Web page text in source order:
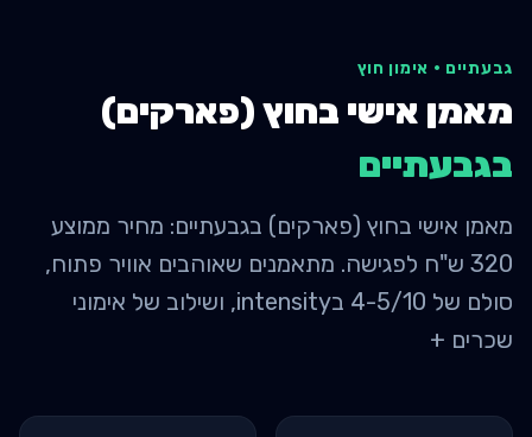
גבעתיים · אימון חוץ
מאמן אישי בחוץ (פארקים)
בגבעתיים
מאמן אישי בחוץ (פארקים) בגבעתיים: מחיר ממוצע
320 ש"ח לפגישה. מתאמנים שאוהבים אוויר פתוח,
סולם של 4-5/10 בintensity, ושילוב של אימוני
שכרים +